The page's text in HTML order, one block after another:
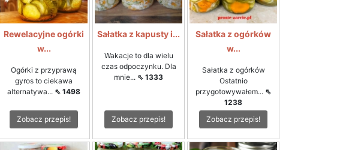
Rewelacyjne ogórki
w...
Ogórki z przyprawą
gyros to ciekawa
alternatywa... ⇖ 1498
Zobacz przepis!
Sałatka z kapusty i...
Wakacje to dla wielu
czas odpoczynku. Dla
mnie... ⇖ 1333
Zobacz przepis!
Sałatka z ogórków
w...
Sałatka z ogórków
Ostatnio
przygotowywałem... ⇖
1238
Zobacz przepis!